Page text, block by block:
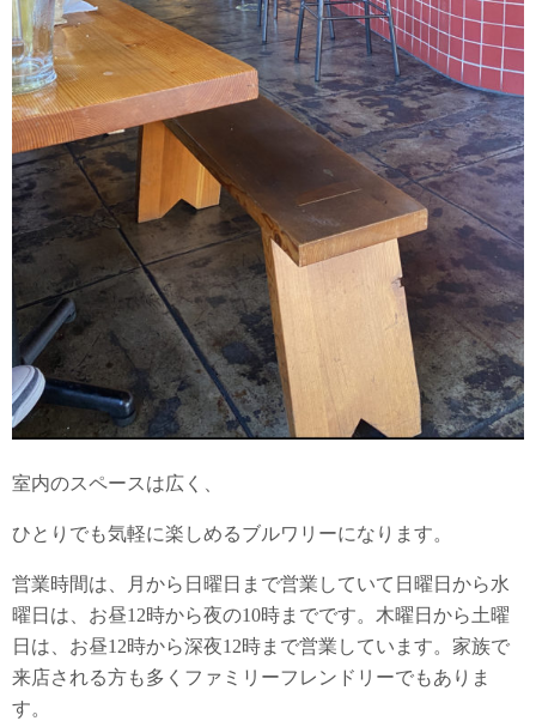
室内のスペースは広く、
ひとりでも気軽に楽しめるブルワリーになります。
営業時間は、月から日曜日まで営業していて日曜日から水
曜日は、お昼12時から夜の10時までです。木曜日から土曜
日は、お昼12時から深夜12時まで営業しています。家族で
来店される方も多くファミリーフレンドリーでもありま
す。